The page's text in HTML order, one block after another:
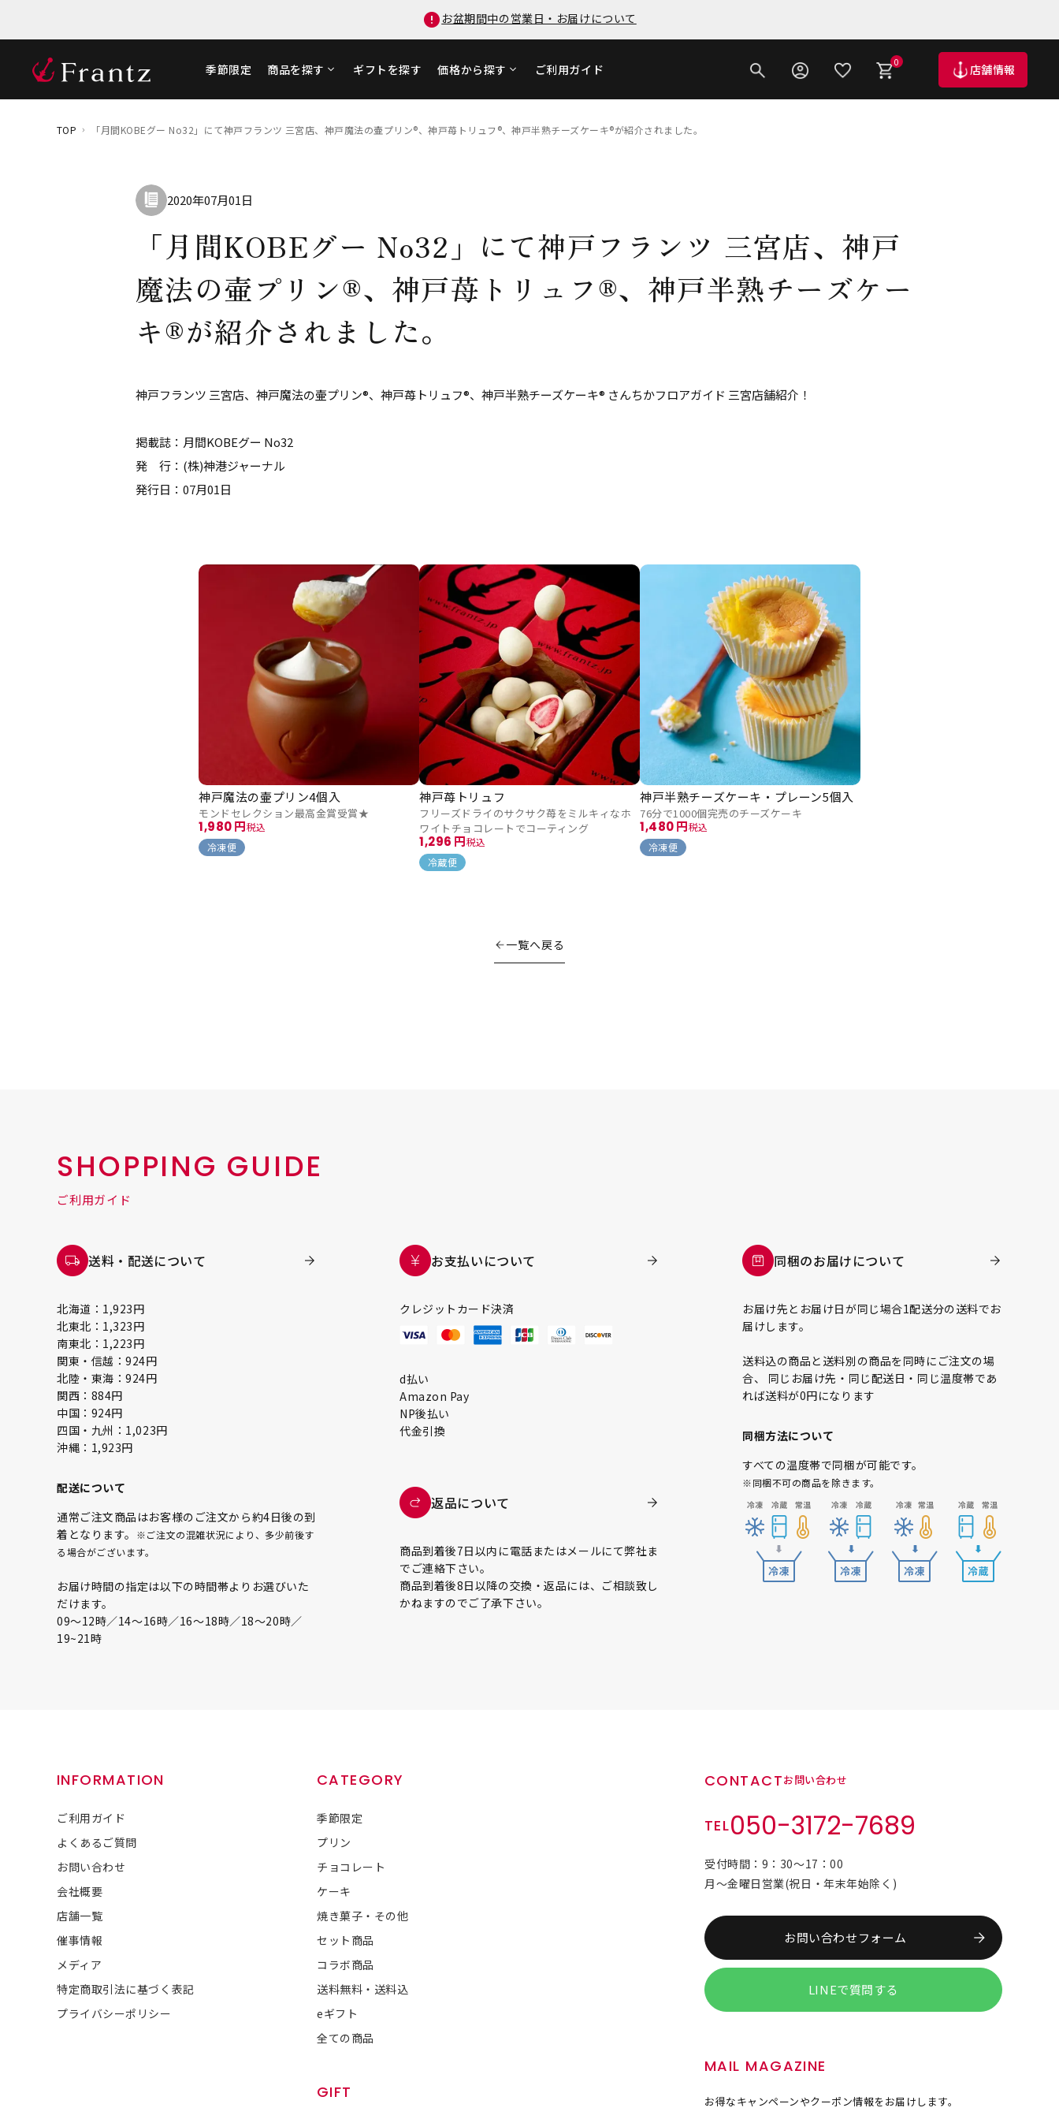
お盆期間中の営業日・お届けについて
季節限定 商品を探す ギフトを探す 価格から探す ご利用ガイド 0 店舗情報
TOP 「月間KOBEグー No32」にて神戸フランツ 三宮店、神戸魔法の壷プリン®、神戸苺トリュフ®、神戸半熟チーズケーキ®が紹介されました。
2020年07月01日
「月間KOBEグー No32」にて神戸フランツ 三宮店、神戸
魔法の壷プリン®、神戸苺トリュフ®、神戸半熟チーズケー
キ®が紹介されました。
神戸フランツ 三宮店、神戸魔法の壷プリン®、神戸苺トリュフ®、神戸半熟チーズケーキ® さんちかフロアガイド 三宮店舗紹介！
掲載誌：月間KOBEグー No32
発 行：(株)神港ジャーナル
発行日：07月01日
モンドセレクション最高金賞受賞★
神戸魔法の壷プリン4個入
冷凍便
1,980 税込
フリーズドライのサクサク苺をミルキィなホ
ワイトチョコレートでコーティング
神戸苺トリュフ
冷蔵便
1,296 税込
76分で1000個完売のチーズケーキ
神戸半熟チーズケーキ・プレーン5個入
冷凍便
1,480 税込
一覧へ戻る
SHOPPING GUIDE
ご利用ガイド
送料・配送について
北海道：1,923円
北東北：1,323円
南東北：1,223円
関東・信越：924円
北陸・東海：924円
関西：884円
中国：924円
四国・九州：1,023円
沖縄：1,923円
配送について
通常ご注文商品はお客様のご注文から約4日後の到
着となります。
※ご注文の混雑状況により、多少前後す
る場合がございます。
お届け時間の指定は以下の時間帯よりお選びいた
だけます。
09〜12時／14〜16時／16〜18時／18〜20時／
19~21時
お支払いについて
クレジットカード決済
d払い
Amazon Pay
NP後払い
代金引換
返品について
商品到着後7日以内に電話またはメールにて弊社ま
でご連絡下さい。
商品到着後8日以降の交換・返品には、ご相談致し
かねますのでご了承下さい。
同梱のお届けについて
お届け先とお届け日が同じ場合1配送分の送料でお
届けします。
送料込の商品と送料別の商品を同時にご注文の場
合、 同じお届け先・同じ配送日・同じ温度帯であ
れば送料が0円になります
同梱方法について
すべての温度帯で同梱が可能です。
※同梱不可の商品を除きます。
INFORMATION
ご利用ガイド
よくあるご質問
お問い合わせ
会社概要
店舗一覧
催事情報
メディア
特定商取引法に基づく表記
プライバシーポリシー
CATEGORY
季節限定
プリン
チョコレート
ケーキ
焼き菓子・その他
セット商品
コラボ商品
送料無料・送料込
eギフト
全ての商品
GIFT
CONTACTお問い合わせ
TEL050-3172-7689
受付時間：9：30～17：00
月～金曜日営業(祝日・年末年始除く)
お問い合わせフォーム
LINEで質問する
MAIL MAGAZINE
お得なキャンペーンやクーポン情報をお届けします。